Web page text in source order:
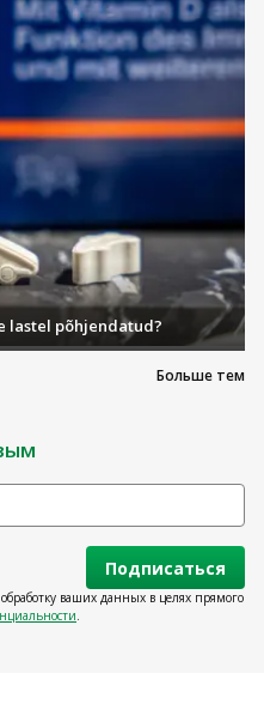
Больше тем
lastel põhjendatud?
Подписаться
ваших данных в целях прямого
.